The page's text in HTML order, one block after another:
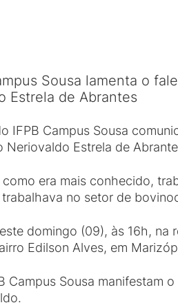
Sousa lamenta o
Estrela de Abrantes
IFPB Campus Sousa
Neriovaldo Estrela de
como era mais conhecido,
no setor de
domingo (09), às 16h, na
Edilson Alves, em
Campus Sousa manifestam